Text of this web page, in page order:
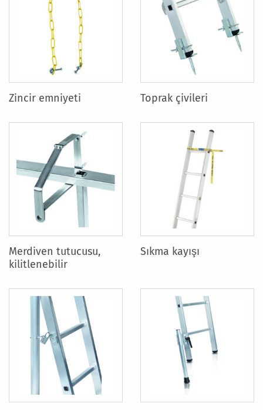
Zincir emniyeti Toprak çivileri
Merdiven tutucusu,
kilitlenebilir
Sıkma kayışı